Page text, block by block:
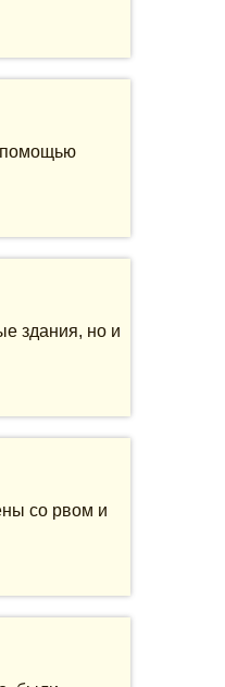
помощью
здания, но и
со рвом и